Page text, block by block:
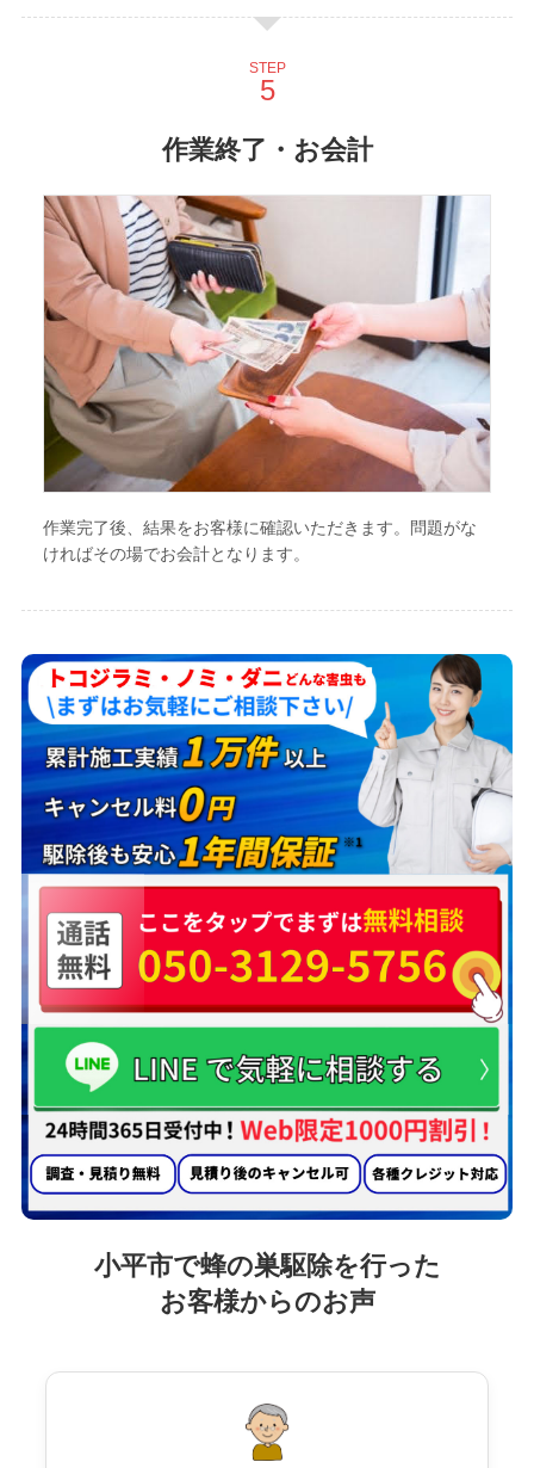
STEP
作業終了・お会計
作業完了後、結果をお客様に確認いただきます。問題がな
ければその場でお会計となります。
小平市で蜂の巣駆除を行った
お客様からのお声